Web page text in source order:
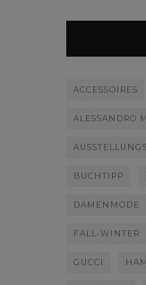
ACCESSOIRES
ALESSANDRO
BUCHTIPP
DAMENMODE
FALL-WINTER
GUCCI